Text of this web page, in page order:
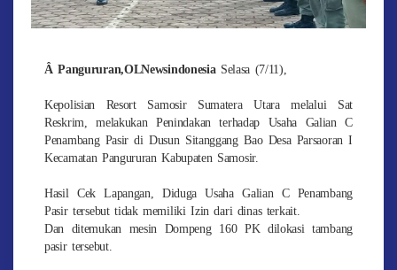
ÂPangururan,OLNewsindonesiaSelasa (7/11),
Kepolisian Resort Samosir Sumatera Utara melalui Sat
Reskrim, melakukan Penindakan terhadap Usaha Galian C
Penambang Pasir di Dusun Sitanggang Bao Desa Parsaoran I
Kecamatan Pangururan Kabupaten Samosir.
Hasil Cek Lapangan, Diduga Usaha Galian C Penambang
Pasir tersebut tidak memiliki Izin dari dinas terkait.
Dan ditemukan mesin Dompeng 160 PK dilokasi tambang
pasir tersebut.